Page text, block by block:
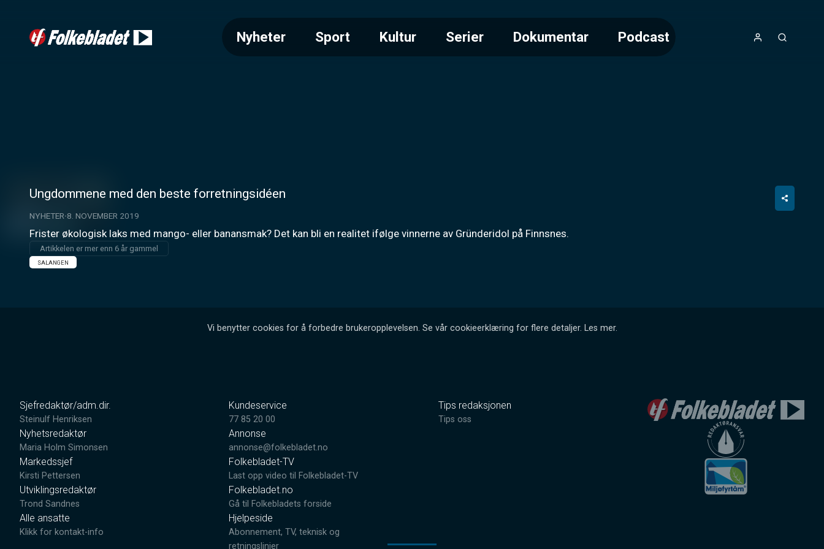
Nyheter Sport Kultur Serier Dokumentar Podcast
Ungdommene med den beste forretningsidéen
NYHETER 8. NOVEMBER 2019
Frister økologisk laks med mango- eller banansmak? Det kan bli en realitet ifølge vinnerne av Gründeridol på Finnsnes.
Artikkelen er mer enn 6 år gammel
SALANGEN
Vi benytter cookies for å forbedre brukeropplevelsen. Se vår cookieerklæring for flere detaljer. Les mer.
Sjefredaktør/adm.dir.
Steinulf Henriksen
Nyhetsredaktør
Maria Holm Simonsen
Markedssjef
Kirsti Pettersen
Utviklingsredaktør
Trond Sandnes
Alle ansatte
Klikk for kontakt-info
Kundeservice
77 85 20 00
Annonse
annonse@folkebladet.no
Folkebladet-TV
Last opp video til Folkebladet-TV
Folkebladet.no
Gå til Folkebladets forside
Hjelpeside
Abonnement, TV, teknisk og
retningslinjer
Tips redaksjonen
Tips oss